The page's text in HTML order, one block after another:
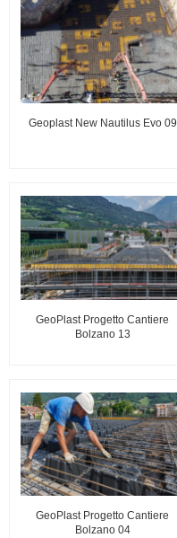
Geoplast New Nautilus Evo 09
GeoPlast Progetto Cantiere
Bolzano 13
GeoPlast Progetto Cantiere
Bolzano 04